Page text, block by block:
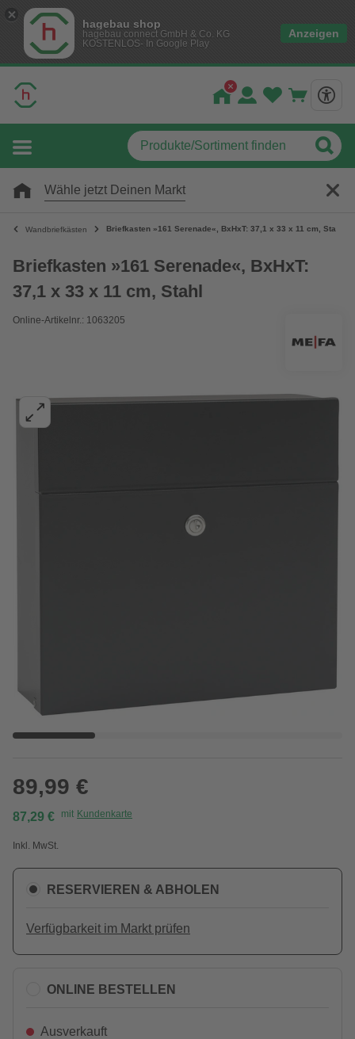
hagebau shop
hagebau connect GmbH & Co. KG
KOSTENLOS- In Google Play
Anzeigen
Wähle jetzt Deinen Markt
Wandbriefkästen Briefkasten »161 Serenade«, BxHxT: 37,1 x 33 x 11 cm, Stahl
Briefkasten »161 Serenade«, BxHxT:
37,1 x 33 x 11 cm, Stahl
Online-Artikelnr.: 1063205
89,99 €
87,29 € mit Kundenkarte
Inkl. MwSt.
RESERVIEREN & ABHOLEN
Verfügbarkeit im Markt prüfen
ONLINE BESTELLEN
Ausverkauft